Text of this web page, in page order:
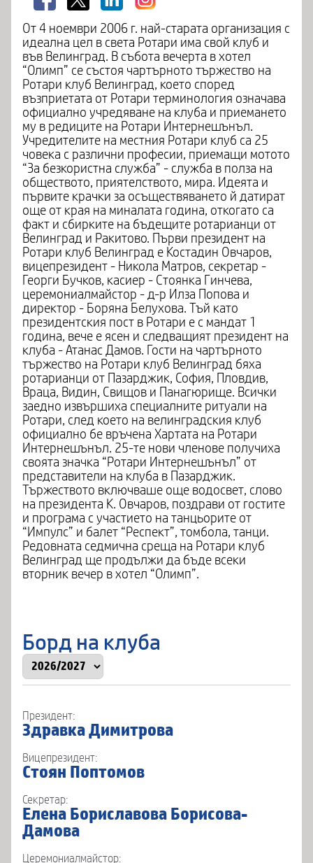
От 4 ноември 2006 г. най-старата организация с
идеална цел в света Ротари има свой клуб и
във Велинград. В събота вечерта в хотел
“Олимп” се състоя чартърното тържество на
Ротари клуб Велинград, което според
възприетата от Ротари терминология означава
официално учредяване на клуба и приемането
му в редиците на Ротари Интернешънъл.
Учредителите на местния Ротари клуб са 25
човека с различни професии, приемащи мотото
“За безкористна служба” - служба в полза на
обществото, приятелството, мира. Идеята и
първите крачки за осъществяването й датират
още от края на миналата година, откогато са
факт и сбирките на бъдещите ротарианци от
Велинград и Ракитово. Първи президент на
Ротари клуб Велинград е Костадин Овчаров,
вицепрезидент - Никола Матров, секретар -
Георги Бучков, касиер - Стоянка Гинчева,
церемониалмайстор - д-р Илза Попова и
директор - Боряна Белухова. Тъй като
президентския пост в Ротари е с мандат 1
година, вече е ясен и следващият президент на
клуба - Атанас Дамов. Гости на чартърното
тържество на Ротари клуб Велинград бяха
ротарианци от Пазарджик, София, Пловдив,
Враца, Видин, Свищов и Панагюрище. Всички
заедно извършиха специалните ритуали на
Ротари, след което на велинградския клуб
официално бе връчена Хартата на Ротари
Интернешънъл. 25-те нови членове получиха
своята значка “Ротари Интернешънъл” от
представители на клуба в Пазарджик.
Тържеството включваше още водосвет, слово
на президента К. Овчаров, поздрави от гостите
и програма с участието на танцьорите от
“Импулс” и балет “Респект”, томбола, танци.
Редовната седмична среща на Ротари клуб
Велинград ще продължи да бъде всеки
вторник вечер в хотел “Олимп”.
Борд на клуба
Президент:
Здравка Димитрова
Вицепрезидент:
Стоян Поптомов
Секретар:
Елена Бориславова Борисова-
Дамова
Церемониалмайстор: